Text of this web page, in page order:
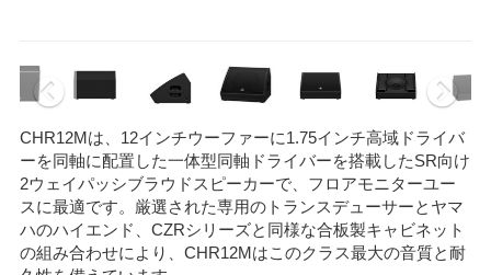
CHR12Mは、12インチウーファーに1.75インチ高域ドライバ
ーを同軸に配置した一体型同軸ドライバーを搭載したSR向け
2ウェイパッシブラウドスピーカーで、フロアモニターユー
スに最適です。厳選された専用のトランスデューサーとヤマ
ハのハイエンド、CZRシリーズと同様な合板製キャビネット
の組み合わせにより、CHR12Mはこのクラス最大の音質と耐